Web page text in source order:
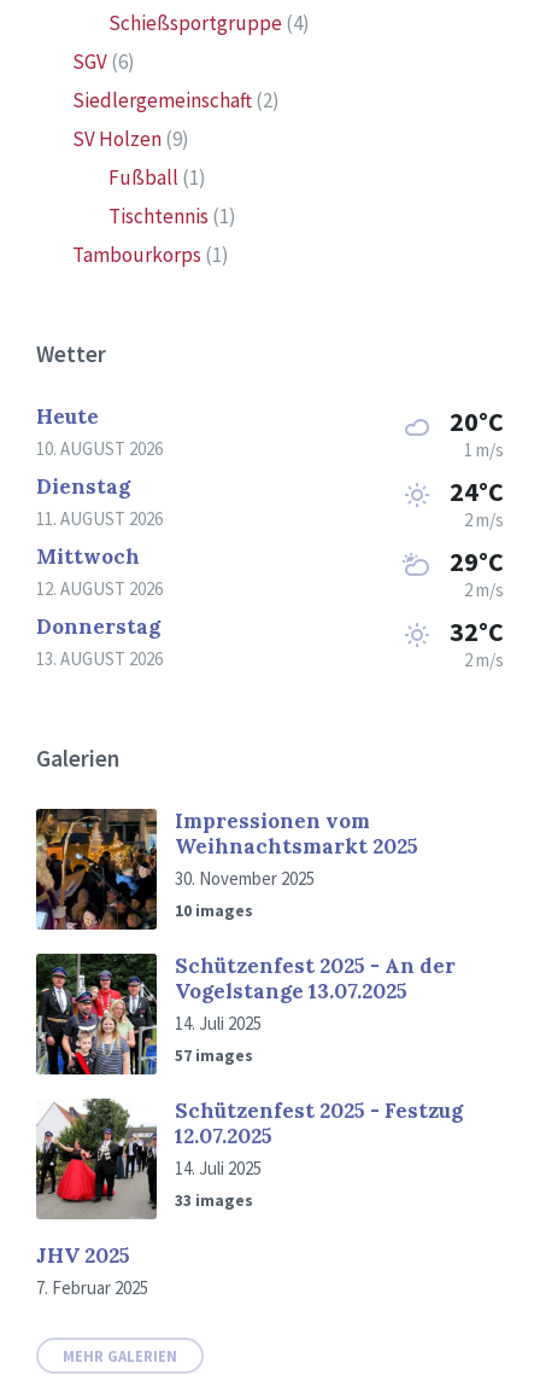
Schießsportgruppe(4)
SGV(6)
Siedlergemeinschaft(2)
SV Holzen(9)
Fußball (1)
Tischtennis (1)
Tambourkorps (1)
Wetter
Heute
10. AUGUST 2026
20°C
1 m/s
Dienstag
11. AUGUST 2026
24°C
2 m/s
Mittwoch
12. AUGUST 2026
29°C
2 m/s
Donnerstag
13. AUGUST 2026
32°C
2 m/s
Galerien
Impressionen vom
Weihnachtsmarkt 2025
30. November 2025
10 images
Schützenfest 2025 - An der
Vogelstange 13.07.2025
14. Juli 2025
57 images
Schützenfest 2025 - Festzug
12.07.2025
14. Juli 2025
33 images
JHV 2025
7. Februar 2025
MEHR GALERIEN